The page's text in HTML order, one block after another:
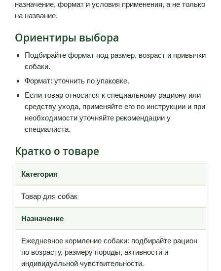
назначение, формат и условия применения, а не только
на название.
Ориентиры выбора
Подбирайте формат под размер, возраст и привычки
собаки.
Формат: уточнить по упаковке.
Если товар относится к специальному рациону или
средству ухода, применяйте его по инструкции и при
необходимости уточняйте рекомендации у
специалиста.
Кратко о товаре
Категория
Товар для собак
Назначение
Ежедневное кормление собаки: подбирайте рацион
по возрасту, размеру породы, активности и
индивидуальной чувствительности.